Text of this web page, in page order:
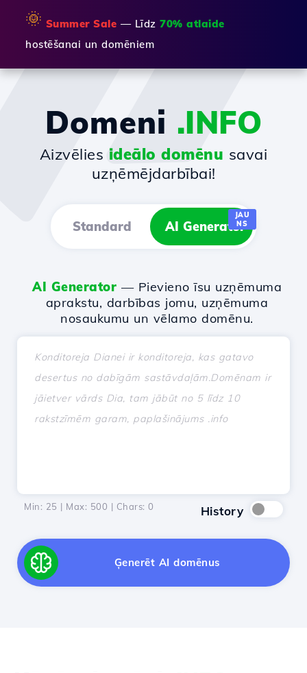
🌞 Summer Sale — Līdz 70% atlaide
hostēšanai un domēniem
Domeni .INFO
Aizvēlies ideālo domēnu savai
uzņēmējdarbībai!
Standard AI Generator
JAU
NS
AI Generator — Pievieno īsu uzņēmuma
aprakstu, darbības jomu, uzņēmuma
nosaukumu un vēlamo domēnu.
Min: 25 | Max: 500 | Chars: 0 History
Ģenerēt AI domēnus